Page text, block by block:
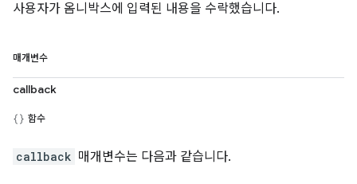
사용자가 옴니박스에 입력된 내용을 수락했습니다.
매개변수
callback
함수
callback 매개변수는 다음과 같습니다.